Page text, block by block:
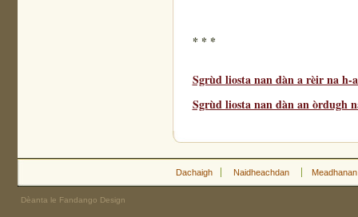
* * *
Sgrùd liosta nan dàn a rèir na h-
Sgrùd liosta nan dàn an òrdugh
Dachaigh Naidheachdan Meadhanan
Dèanta le Fandango Design